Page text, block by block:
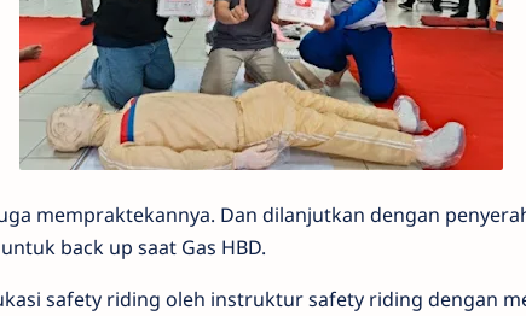
mempraktekannya. Dan dilanjutkan dengan
back up saat Gas HBD.
safety riding oleh instruktur safety riding dengan